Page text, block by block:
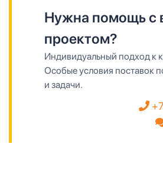
Нужна помощь с
проектом?
Индивидуальный подход к
Особые условия поставок
и задачи.